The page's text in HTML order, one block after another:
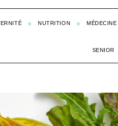
NUTRITION MÉDECINE
SENIOR